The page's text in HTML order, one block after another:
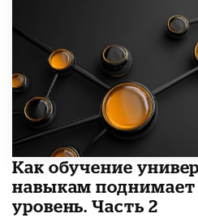
​Как обучение
навыкам
уровень. Часть 2